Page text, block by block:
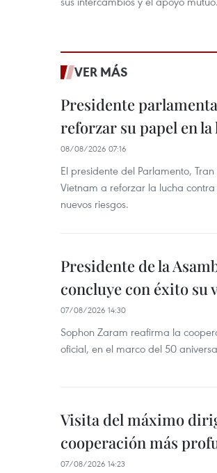
VER MÁS
Presidente
reforzar su papel en
08/08/2026 07:16
El presidente del Parlamento,
Vietnam a reforzar la lucha
nuevos riesgos.
Presidente de la
concluye con éxito su
07/08/2026 14:30
Sophon Zaram reafirma la
oficial, en el marco del 50
Visita del máximo
cooperación más
07/08/2026 14:23